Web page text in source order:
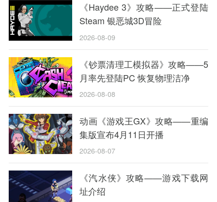
《Haydee 3》攻略——正式登陆
Steam 银恶城3D冒险
2026-08-09
《钞票清理工模拟器》攻略——5
月率先登陆PC 恢复物理洁净
2026-08-08
动画《游戏王GX》攻略——重编
集版宣布4月11日开播
2026-08-07
《汽水侠》攻略——游戏下载网
址介绍